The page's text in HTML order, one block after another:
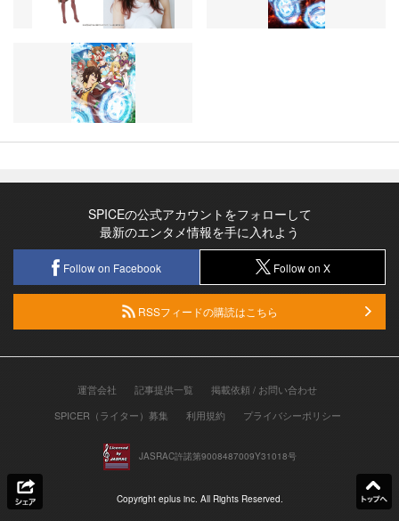
SPICEの公式アカウントをフォローして
最新のエンタメ情報を手に入れよう
Follow on Facebook Follow on X
RSSフィードの購読はこちら
運営会社 記事提供一覧
掲載依頼 / お問い合わせ
SPICER（ライター）募集
利用規約 プライバシーポリシー
JASRAC許諾第9008487009Y31018号
Copyright eplus inc. All Rights Reserved.